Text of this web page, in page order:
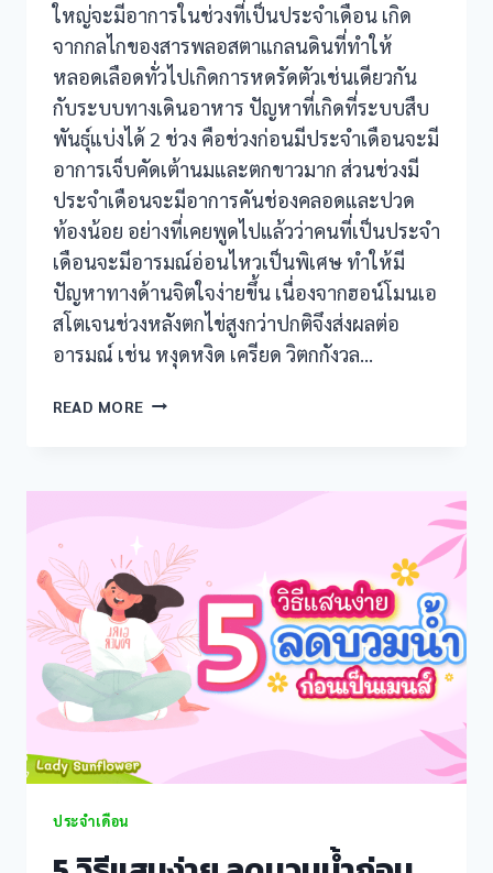
ใหญ่จะมีอาการในช่วงที่เป็นประจำเดือน เกิด
จากกลไกของสารพลอสตาแกลนดินที่ทำให้
หลอดเลือดทั่วไปเกิดการหดรัดตัวเช่นเดียวกัน
กับระบบทางเดินอาหาร ปัญหาที่เกิดที่ระบบสืบ
พันธ์ุแบ่งได้ 2 ช่วง คือช่วงก่อนมีประจำเดือนจะมี
อาการเจ็บคัดเต้านมและตกขาวมาก ส่วนช่วงมี
ประจำเดือนจะมีอาการคันช่องคลอดและปวด
ท้องน้อย อย่างที่เคยพูดไปแล้วว่าคนที่เป็นประจำ
เดือนจะมีอารมณ์อ่อนไหวเป็นพิเศษ ทำให้มี
ปัญหาทางด้านจิตใจง่ายขึ้น เนื่องจากฮอน์โมนเอ
สโตเจนช่วงหลังตกไข่สูงกว่าปกติจึงส่งผลต่อ
อารมณ์ เช่น หงุดหงิด เครียด วิตกกังวล…
READ MOREรู้
อาการ
พวก
นี้
ด้วย
ประจำเดือน